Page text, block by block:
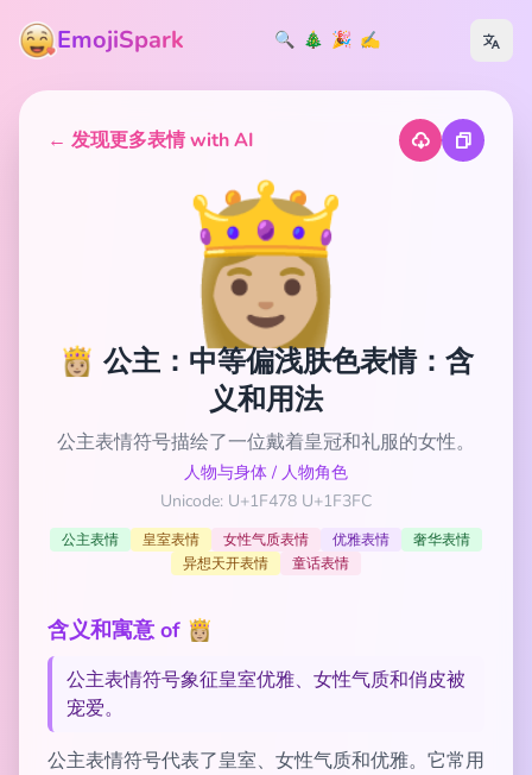
EmojiSpark 🔍 🎄 🎉 ✍️
← 发现更多表情 with AI
👸🏼
👸🏼 公主：中等偏浅肤色表情：含
义和用法
公主表情符号描绘了一位戴着皇冠和礼服的女性。
人物与身体 / 人物角色
Unicode: U+1F478 U+1F3FC
公主表情 皇室表情 女性气质表情 优雅表情
奢华表情
异想天开表情
童话表情
含义和寓意 of 👸🏼
公主表情符号象征皇室优雅、女性气质和俏皮被
宠爱。
公主表情符号代表了皇室、女性气质和优雅。它常用